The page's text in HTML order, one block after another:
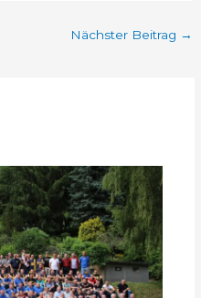
Nächster Beitrag →